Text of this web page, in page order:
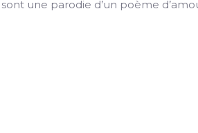
une parodie d’un poème